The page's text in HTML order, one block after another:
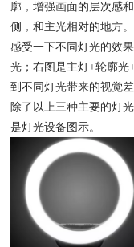
廓，增强画面的层次感
侧，和主光相对的地方
感受一下不同灯光的效
光；右图是主灯+轮廓光
到不同灯光带来的视觉差
除了以上三种主要的灯
是灯光设备图示。